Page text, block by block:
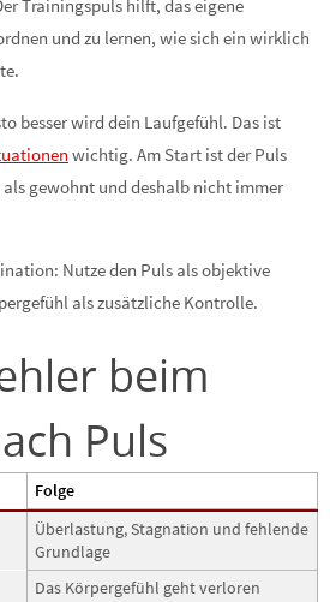
Trainingspuls hilft, das eigene
und zu lernen, wie sich ein wirklich
besser wird dein Laufgefühl. Das ist
wichtig. Am Start ist der Puls
gewohnt und deshalb nicht immer
Nutze den Puls als objektive
als zusätzliche Kontrolle.
beim
Puls
Folge
Überlastung, Stagnation und fehlende
Grundlage
Das Körpergefühl geht verloren